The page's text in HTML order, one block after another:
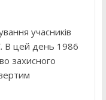
учасників
В цей день 1986
захисного